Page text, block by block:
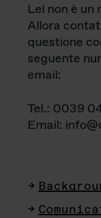
Lei non è
Allora
questione
seguente
email:
Tel.: 0039
Email: